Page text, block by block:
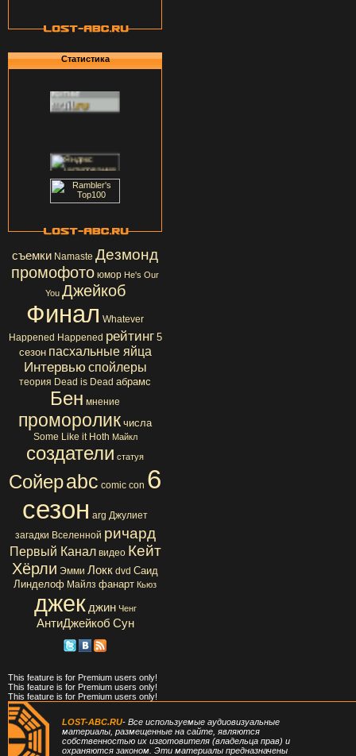
Статистика
съемки Namaste Дезмонд
промофото юмор He's Our
You Джейкоб
Финал Whatever
Happened Happened рейтинг 5
сезон пасхальные яйца
Интервью спойлеры
теория Dead is Dead абрамс
Бен мнение
проморолик числа
Some Like it Hoth Майкл
создатели статуя
Сойерabc comic con 6
сезон arg Джулиет
загадки Вселенной ричард
Первый Канал видео Кейт
Хёрли Эмми Локк dvd Саид
Линделоф Майлз фанарт Кьюз
джек джин Ченг
АнтиДжейкоб Сун
This feature is for Premium users only!
This feature is for Premium users only!
This feature is for Premium users only!
LOST-ABC.RU- Все используемые аудиовизуальные
материалы, размещенные на сайте, являются
собственностью их изготовителя (владельца прав) и
охраняются законом. Эти материалы предназначены